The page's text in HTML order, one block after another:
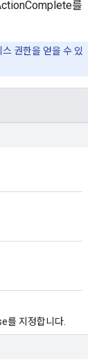
를
권한을 얻을 수 있
를 지정합니다.